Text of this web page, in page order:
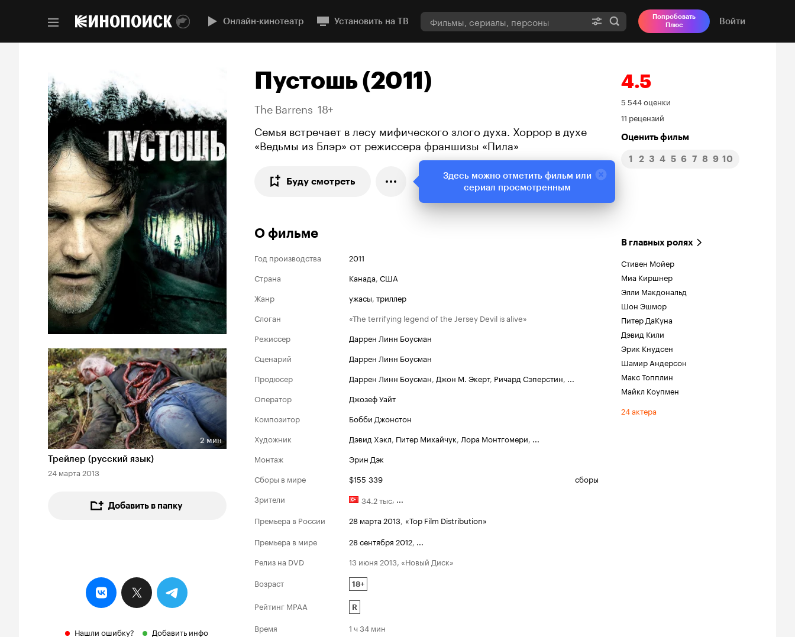
Онлайн-кинотеатр Установить на ТВ
Попробовать
Плюс
Войти
Длительность 2 мин
2 мин
Трейлер (русский язык)
24 марта 2013
Добавить в папку
Нашли ошибку? Добавить инфо
Пустошь (2011)
The Barrens 18+
Семья встречает в лесу мифического злого духа. Хоррор в духе
«Ведьмы из Блэр» от режиссера франшизы «Пила»
Буду смотреть
4.5
Рейтинг
Кинопоиска
4.5
5 544 оценки
11 рецензий
Оценить фильм
1 2 3 4 5 6 7 8 9 10
О фильме
Год производства
2011
Страна
Канада, США
Жанр
ужасы, триллер
Слоган
«The terrifying legend of the Jersey Devil is alive»
Режиссер
Даррен Линн Боусман
Сценарий
Даррен Линн Боусман
Продюсер
Даррен Линн Боусман, Джон М. Экерт, Ричард Сэперстин, ...
Оператор
Джозеф Уайт
Композитор
Бобби Джонстон
Художник
Дэвид Хэкл, Питер Михайчук, Лора Монтгомери, ...
Монтаж
Эрин Дэк
Сборы в мире
$155 339
сборы
Зрители
34.2 тыс, ...
Премьера в России
28 марта 2013 «Top Film Distribution»
Премьера в мире
28 сентября 2012, ...
Релиз на DVD
13 июня 2013, «Новый Диск»
Возраст
18+
Рейтинг MPAA R
Время 1 ч 34 мин
В главных ролях
Стивен Мойер
Миа Киршнер
Элли Макдональд
Шон Эшмор
Питер ДаКуна
Дэвид Кили
Эрик Кнудсен
Шамир Андерсон
Макс Топплин
Майкл Коупмен
24 актера
Здесь можно отметить фильм или
сериал просмотренным